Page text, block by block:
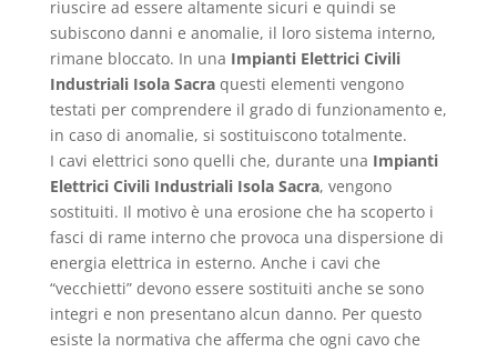
riuscire ad essere altamente sicuri e quindi se
subiscono danni e anomalie, il loro sistema interno,
rimane bloccato. In una Impianti Elettrici Civili
Industriali Isola Sacraquesti elementi vengono
testati per comprendere il grado di funzionamento e,
in caso di anomalie, si sostituiscono totalmente.
I cavi elettrici sono quelli che, durante una Impianti
Elettrici Civili Industriali Isola Sacra, vengono
sostituiti. Il motivo è una erosione che ha scoperto i
fasci di rame interno che provoca una dispersione di
energia elettrica in esterno. Anche i cavi che
“vecchietti” devono essere sostituiti anche se sono
integri e non presentano alcun danno. Per questo
esiste la normativa che afferma che ogni cavo che